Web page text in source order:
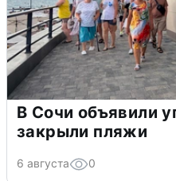
В Сочи объявили
закрыли пляжи
6 августа 0